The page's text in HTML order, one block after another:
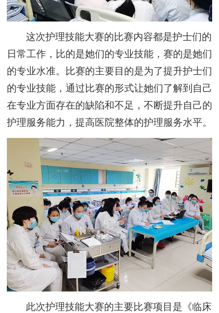
这次护理技能大赛的比赛内容都是护士们的
日常工作，比的是她们的专业技能，赛的是她们
的专业水准。比赛的主要目的是为了提升护士们
的专业技能，通过比赛的形式让她们了解到自己
在专业方面存在的缺陷和不足，不断提升自己的
护理服务能力，提高医院整体的护理服务水平。
此次护理技能大赛的主要比赛项目是《临床